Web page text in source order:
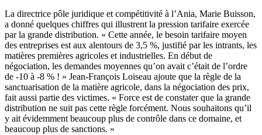
La directrice pôle juridique et compétitivité à l’Ania, Marie Buisson,
a donné quelques chiffres qui illustrent la pression tarifaire exercée
par la grande distribution. « Cette année, le besoin tarifaire moyen
des entreprises est aux alentours de 3,5 %, justifié par les intrants, les
matières premières agricoles et industrielles. En début de
négociation, les demandes moyennes qu’on avait c’était de l’ordre
de -10 à -8 % ! » Jean-François Loiseau ajoute que la règle de la
sanctuarisation de la matière agricole, dans la négociation des prix,
fait aussi partie des victimes. « Force est de constater que la grande
distribution ne suit pas cette règle forcément. Nous souhaitons qu’il
y ait évidemment beaucoup plus de contrôle dans ce domaine, et
beaucoup plus de sanctions. »